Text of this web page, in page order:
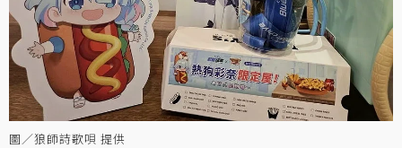
圖／狼師詩歌唄 提供